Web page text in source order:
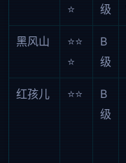
⭐
级
黑风山
⭐⭐
⭐
B
级
红孩儿 ⭐⭐
B
级